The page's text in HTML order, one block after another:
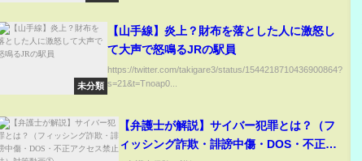
未分類
【山手線】炎上？財布を落とした人に激怒し
て大声で怒鳴るJRの駅員
https://twitter.com/takigare3/status/1544218710436900864?
s=21&t=Tnoap0...
【弁護士が解説】サイバー犯罪とは？（フ
ィッシング詐欺・誹謗中傷・DOS・不正ア